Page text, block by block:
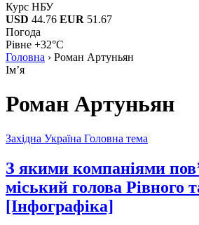
Курс НБУ
USD 44.76 EUR 51.67
Погода
Рівне +32°C
Головна › Роман Артуньян
Імʼя
Роман Артуньян
Західна Україна Головна тема
З якими компаніями
міський голова Рівного
[Інфографіка]